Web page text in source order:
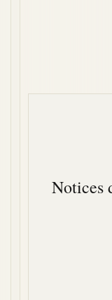
Notices